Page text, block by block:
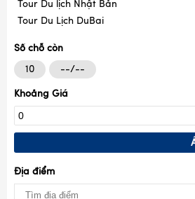
Tour Du lịch Nhật Bản
Tour Du Lịch DuBai
Số chỗ còn
10 --/--
Khoảng Giá
Địa điểm